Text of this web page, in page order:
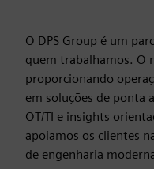
O DPS Group é um
quem trabalhamos. O
proporcionando
em soluções de
OT/TI e insights
apoiamos os clientes
de engenharia